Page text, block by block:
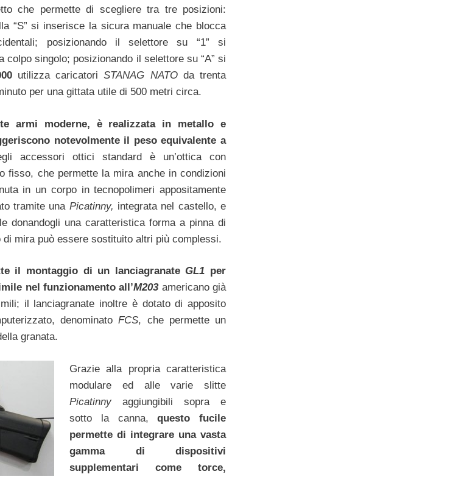
che permette di scegliere tra tre posizioni:
“S” si inserisce la sicura manuale che blocca
posizionando il selettore su “1” si
colpo singolo; posizionando il selettore su “A” si
utilizza caricatoriSTANAG NATOda trenta
per una gittata utile di 500 metri circa.
armi moderne, è realizzata in metallo e
notevolmente il peso equivalente a
accessori ottici standard è un’ottica con
fisso, che permette la mira anche in condizioni
in un corpo in tecnopolimeri appositamente
tramite una Picatinny, integrata nel castello, e
donandogli una caratteristica forma a pinna di
mira può essere sostituito altri più complessi.
il montaggio di un lanciagranateGL1 per
nel funzionamento all’M203americano già
il lanciagranate inoltre è dotato di apposito
denominatoFCS, che permette un
granata.
Grazie alla propria caratteristica
modulare ed alle varie slitte
Picatinny aggiungibili sopra e
sotto la canna,questo fucile
permette di integrare una vasta
gamma di dispositivi
supplementari come torce,